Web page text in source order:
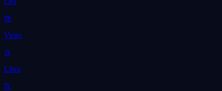
♍
Virgo
♎
Libra
♏